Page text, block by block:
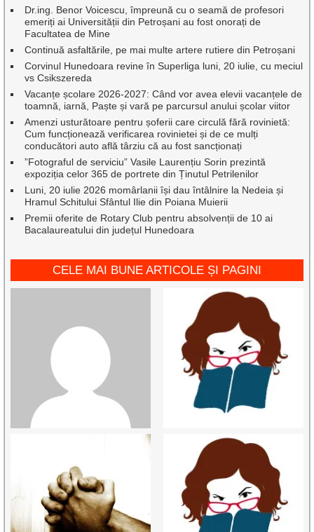
Dr.ing. Benor Voicescu, împreună cu o seamă de profesori
emeriți ai Universității din Petroșani au fost onorați de
Facultatea de Mine
Continuă asfaltările, pe mai multe artere rutiere din Petroșani
Corvinul Hunedoara revine în Superliga luni, 20 iulie, cu meciul
vs Csikszereda
Vacanțe școlare 2026-2027: Când vor avea elevii vacanțele de
toamnă, iarnă, Paște și vară pe parcursul anului școlar viitor
Amenzi usturătoare pentru șoferii care circulă fără rovinietă:
Cum funcționează verificarea rovinietei și de ce mulți
conducători auto află târziu că au fost sancționați
”Fotograful de serviciu” Vasile Laurențiu Sorin prezintă
expoziția celor 365 de portrete din Ținutul Petrilenilor
Luni, 20 iulie 2026 momârlanii își dau întâlnire la Nedeia și
Hramul Schitului Sfântul Ilie din Poiana Muierii
Premii oferite de Rotary Club pentru absolvenții de 10 ai
Bacalaureatului din județul Hunedoara
CELE MAI BUNE ARTICOLE ȘI PAGINI